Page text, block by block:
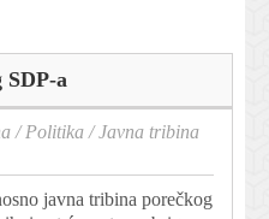
a
/Politika /Javna tribina
javna tribina porečkog